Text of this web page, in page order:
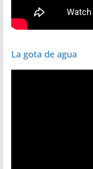
La gota de agua